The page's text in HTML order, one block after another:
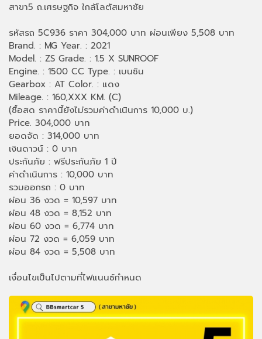
สาขา5 ถ.เศรษฐกิจ ใกล้โลตัสมหาชัย
รหัสรถ 5C936 ราคา 304,000 บาท ผ่อนเพียง 5,508 บาท
Brand. : MG Year. : 2021
Model. : ZS Grade. : 1.5 X SUNROOF
Engine. : 1500 CC Type. : เบนซิน
Gearbox : AT Color. : แดง
Mileage. : 160,XXX KM. (C)
(ซื้อสด ราคานี้ยังไม่รวมค่าดำเนินการ 10,000 บ.)
Price. 304,000 บาท
ยอดจัด : 314,000 บาท
เงินดาวน์ : 0 บาท
ประกันภัย : ฟรีประกันภัย 1 ปี
ค่าดำเนินการ : 10,000 บาท
รวมออกรถ : 0 บาท
ผ่อน 36 งวด = 10,597 บาท
ผ่อน 48 งวด = 8,152 บาท
ผ่อน 60 งวด = 6,774 บาท
ผ่อน 72 งวด = 6,059 บาท
ผ่อน 84 งวด = 5,508 บาท
เงื่อนไขเป็นไปตามที่ไฟแนนซ์กำหนด